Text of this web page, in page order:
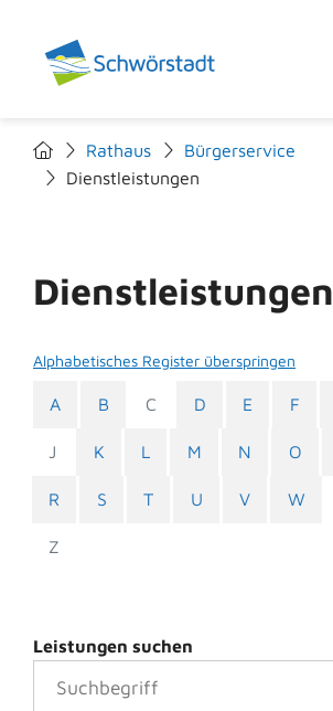
Rathaus
Bürgerservice
Dienstleistungen
Dienstleistungen
Alphabetisches Register überspringen
A B C D E F
J K L M N O
R S T U V W
Z
Leistungen suchen